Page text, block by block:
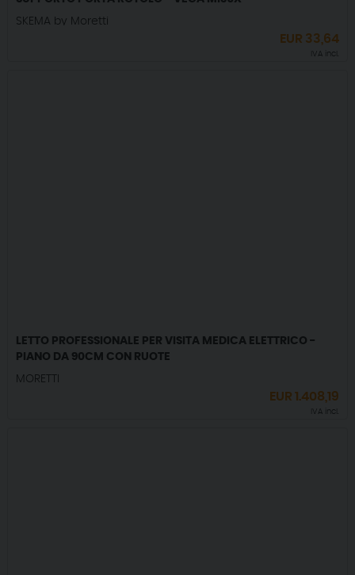
SKEMA by Moretti
EUR 33,64
IVA incl.
LETTO PROFESSIONALE PER VISITA MEDICA ELETTRICO -
PIANO DA 90CM CON RUOTE
MORETTI
EUR1.408,19
IVA incl.